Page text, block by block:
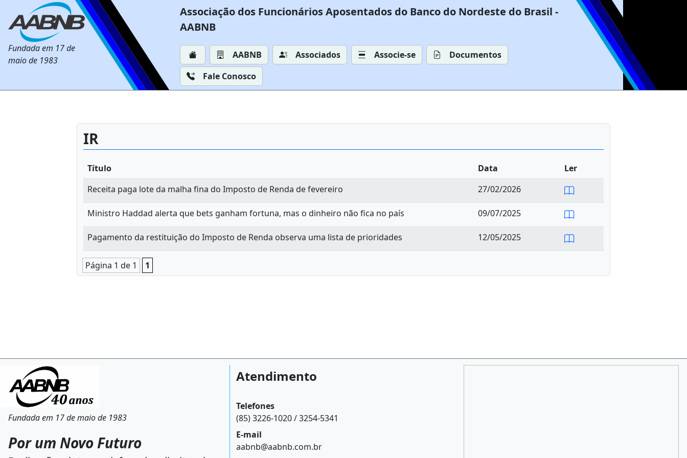
Fundada em 17 de
maio de 1983
Associação dos Funcionários Aposentados do Banco do Nordeste do Brasil -
AABNB
AABNB Associados Associe-se
Documentos
Fale Conosco
IR
Título Data
Ler
Receita paga lote da malha fina do Imposto de Renda de fevereiro
27/02/2026
Ministro Haddad alerta que bets ganham fortuna, mas o dinheiro não fica no país 09/07/2025
Pagamento da restituição do Imposto de Renda observa uma lista de prioridades 12/05/2025
Página 1 de 1 1
Fundada em 17 de maio de 1983
Por um Novo Futuro
Atendimento
Telefones
(85) 3226-1020 / 3254-5341
E-mail
aabnb@aabnb.com.br